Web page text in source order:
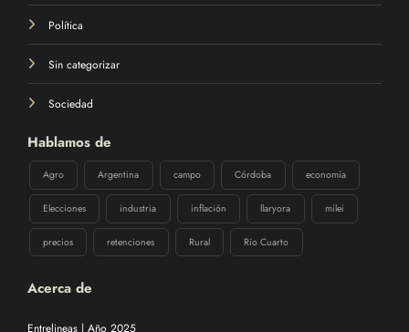
Política
Sin categorizar
Sociedad
Hablamos de
Agro Argentina campo Córdoba economía
Elecciones industria inflación llaryora milei
precios retenciones Rural Río Cuarto
Acerca de
Entrelineas | Año 2025